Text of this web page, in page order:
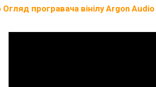
програвача вінілу Argon